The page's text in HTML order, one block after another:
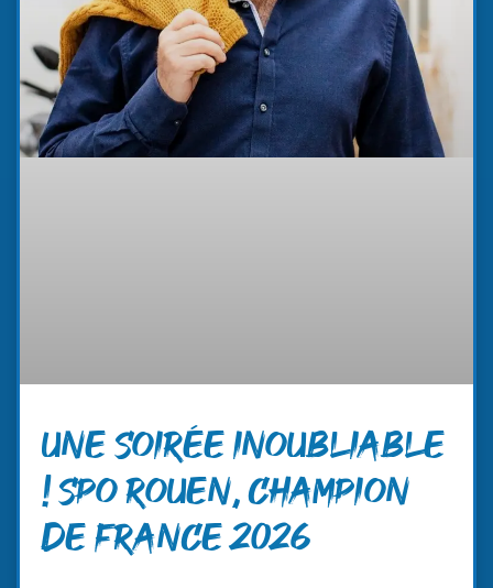
Une soirée inoubliable
! SPO Rouen, champion
de France 2026